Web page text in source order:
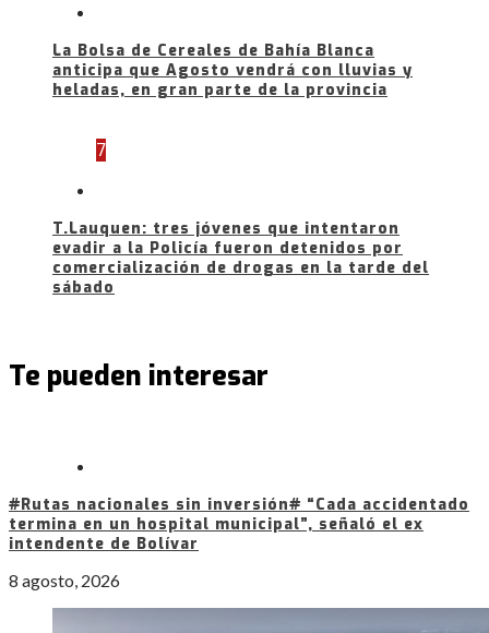
La Bolsa de Cereales de Bahía Blanca
anticipa que Agosto vendrá con lluvias y
heladas, en gran parte de la provincia
7
T.Lauquen: tres jóvenes que intentaron
evadir a la Policía fueron detenidos por
comercialización de drogas en la tarde del
sábado
Te pueden interesar
#Rutas nacionales sin inversión# “Cada accidentado
termina en un hospital municipal”, señaló el ex
intendente de Bolívar
8 agosto, 2026